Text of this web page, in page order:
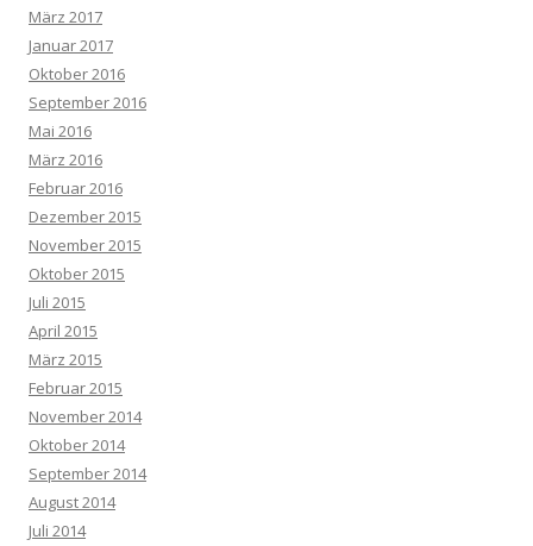
März 2017
Januar 2017
Oktober 2016
September 2016
Mai 2016
März 2016
Februar 2016
Dezember 2015
November 2015
Oktober 2015
Juli 2015
April 2015
März 2015
Februar 2015
November 2014
Oktober 2014
September 2014
August 2014
Juli 2014